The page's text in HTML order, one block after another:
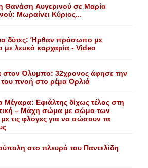
Θανάση Aυγερινού σε Mαρία
Mωραίνει Kύριος...
δύτες: Ήρθαν πρόσωπο με
λευκό καρχαρία - Video
στον Όλυμπο: 32χρονος άφησε την
του πνοή στο ρέμα Ορλιά
Μέγαρα: Εφιάλτης δίχως τέλος στη
– Μάχη σώμα με σώμα των
τις φλόγες για να σώσουν τα
στο πλευρό του Παντελίδη